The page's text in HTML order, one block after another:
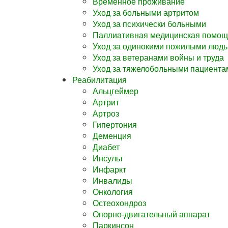
Уход за больными артритом
Уход за психически больными
Паллиативная медицинская
Уход за одинокими пожилыми
Уход за ветеранами войны и труда
Уход за тяжелобольными
Реабилитация
Альцгеймер
Артрит
Артроз
Гипертония
Деменция
Диабет
Инсульт
Инфаркт
Инвалиды
Онкология
Остеохондроз
Опорно-двигательный аппарат
Паркинсон